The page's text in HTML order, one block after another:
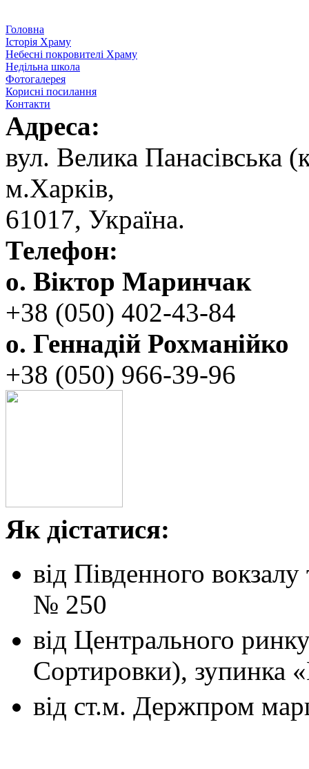
Головна
Історія Храму
Небесні покровителі Храму
Недільна школа
Фотогалерея
Корисні посилання
Контакти
Адреса:
вул. ‬Велика Панасівська
‬м.Харків,
‬61017, ‬Україна.‎
Телефон:
о. Віктор Маринчак
+38 (050)‭ 402-43-84
о. Геннадій Рохманійко
+38 (050)‭ ‬966-39-96
Як дістатися:
від Південного вокзалу
№ 250
від Центрального
Сортировки), зупинка
від ст.м. Держпром